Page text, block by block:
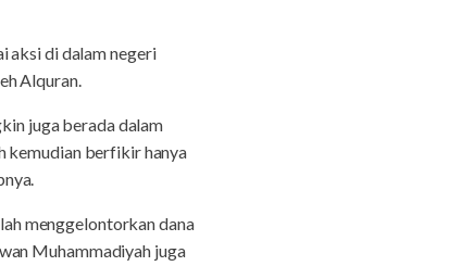
aksi di dalam negeri
Alquran.
juga berada dalam
kemudian berfikir hanya
menggelontorkan dana
Muhammadiyah juga